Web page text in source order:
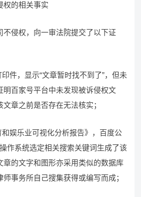
权的相关事实
不侵权，向一审法院提交了以下证
件，显示“文章暂时找不到了”，但未
明百家号平台中未发现被诉侵权文
章之前是否存在无法核实；
娱乐业可视化分析报告》，百度公
作系统选定相关搜索关键词生成了该
章的文字和图形亦采用类似的数据库
事务所自己搜集获得或编写而成；